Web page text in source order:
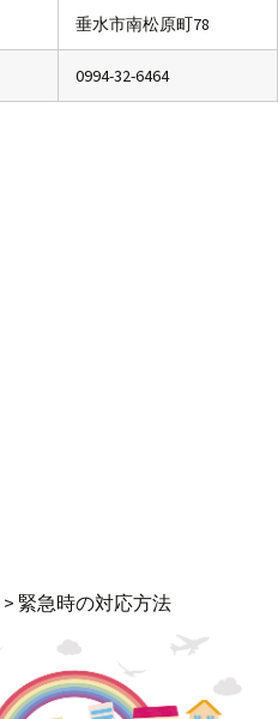
垂水市南松原町78
0994-32-6464
> 緊急時の対応方法